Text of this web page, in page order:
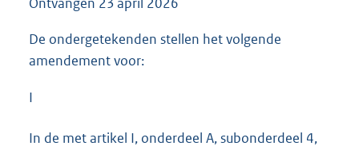
De ondergetekenden stellen het volgende
amendement voor:
I
In de met artikel I, onderdeel A, subonderdeel 4,